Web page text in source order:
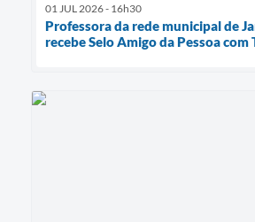
01 JUL 2026 - 16h30
Professora da rede municipal de
recebe Selo Amigo da Pessoa com